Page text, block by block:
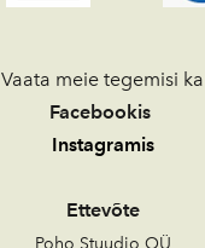
Vaata meie tegemisi ka
Facebookis
Instagramis
Ettevõte